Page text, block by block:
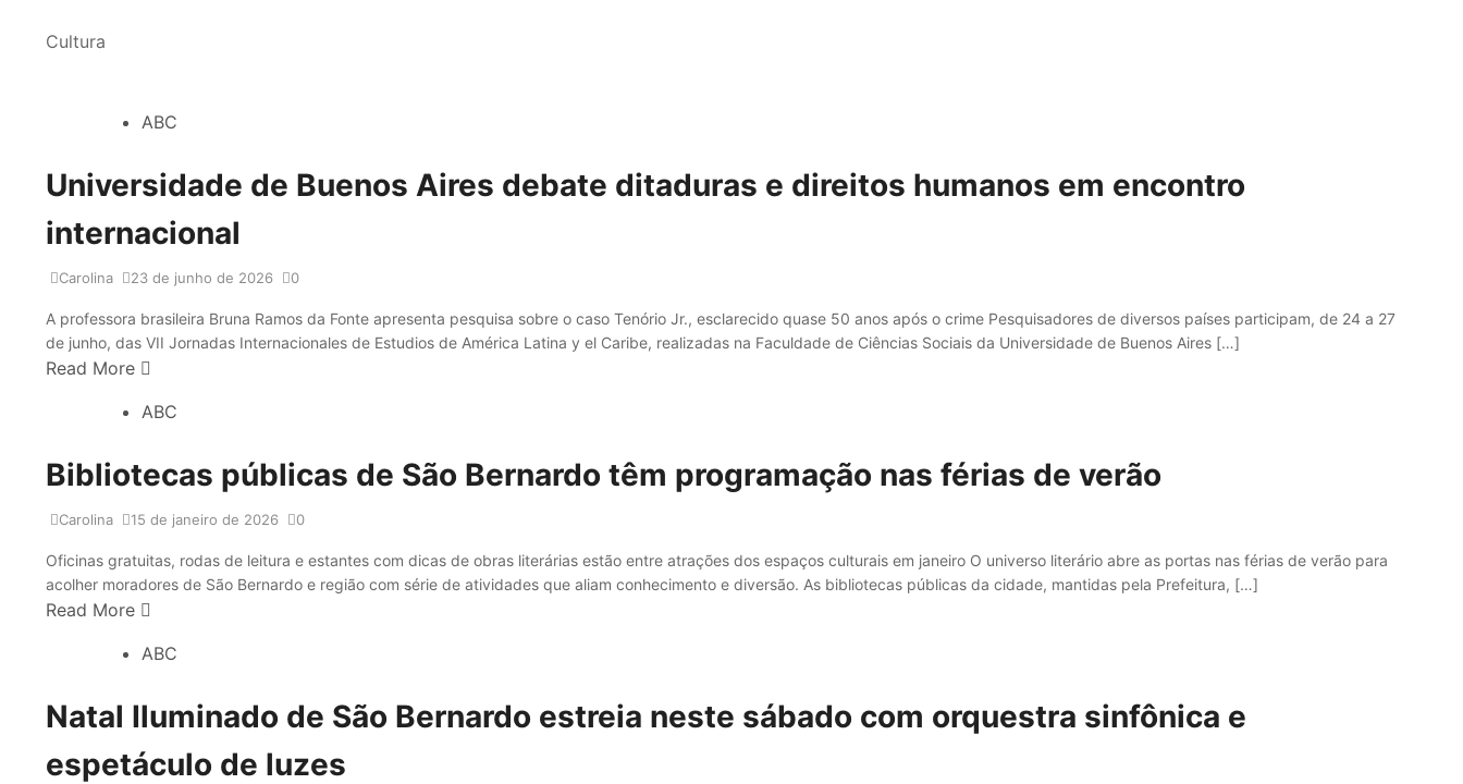
Cultura
ABC
Universidade de Buenos Aires debate ditaduras e direitos humanos em encontro
internacional
Carolina 23 de junho de 2026 0
A professora brasileira Bruna Ramos da Fonte apresenta pesquisa sobre o caso Tenório Jr., esclarecido quase 50 anos após o crime Pesquisadores de diversos países participam, de 24 a 27
de junho, das VII Jornadas Internacionales de Estudios de América Latina y el Caribe, realizadas na Faculdade de Ciências Sociais da Universidade de Buenos Aires […]
Read More
ABC
Bibliotecas públicas de São Bernardo têm programação nas férias de verão
Carolina 15 de janeiro de 2026 0
Oficinas gratuitas, rodas de leitura e estantes com dicas de obras literárias estão entre atrações dos espaços culturais em janeiro O universo literário abre as portas nas férias de verão para
acolher moradores de São Bernardo e região com série de atividades que aliam conhecimento e diversão. As bibliotecas públicas da cidade, mantidas pela Prefeitura, […]
Read More
ABC
Natal Iluminado de São Bernardo estreia neste sábado com orquestra sinfônica e
espetáculo de luzes